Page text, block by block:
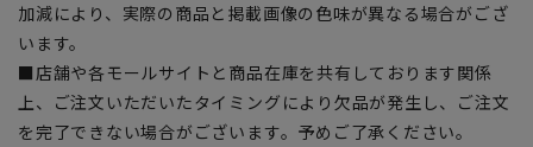
加減により、実際の商品と掲載画像の色味が異なる場合がござ
います。
■店舗や各モールサイトと商品在庫を共有しております関係
上、ご注文いただいたタイミングにより欠品が発生し、ご注文
を完了できない場合がございます。予めご了承ください。